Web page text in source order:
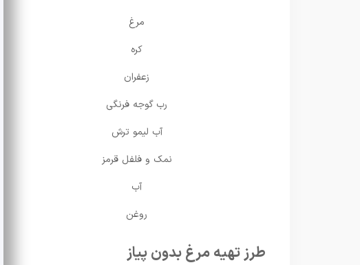
مرغ
کره
زعفران
رب گوجه فرنگی
آب لیمو ترش
نمک و فلفل قرمز
آب
روغن
طرز تهیه مرغ بدون پیاز